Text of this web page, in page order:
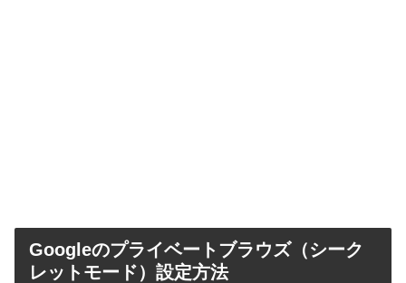
Googleのプライベートブラウズ（シーク
レットモード）設定方法